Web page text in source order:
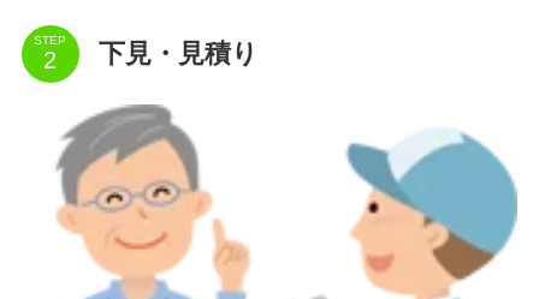
STEP 下見・見積り